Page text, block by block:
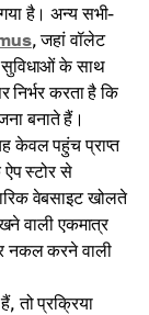
है। अन्य सभी-
, जहां वॉलेट
सुविधाओं के साथ
करता है कि
बनाते हैं।
केवल पहुंच प्राप्त
स्टोर से
वेबसाइट खोलते
वाली एकमात्र
नकल करने वाली
तो प्रक्रिया